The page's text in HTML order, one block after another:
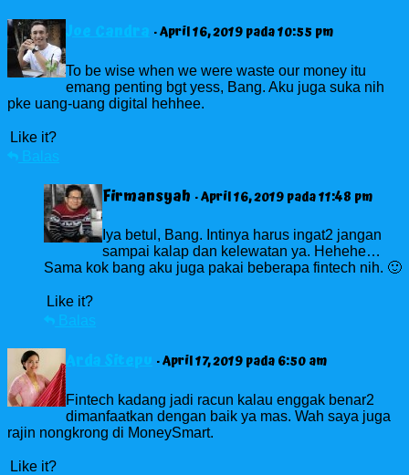
Joe Candra · April 16, 2019 pada 10:55 pm
To be wise when we were waste our money itu
emang penting bgt yess, Bang. Aku juga suka nih
pke uang-uang digital hehhee.
Like it?
Balas
Firmansyah · April 16, 2019 pada 11:48 pm
Iya betul, Bang. Intinya harus ingat2 jangan
sampai kalap dan kelewatan ya. Hehehe…
Sama kok bang aku juga pakai beberapa fintech nih. 🙂
Like it?
Balas
Arda Sitepu · April 17, 2019 pada 6:50 am
Fintech kadang jadi racun kalau enggak benar2
dimanfaatkan dengan baik ya mas. Wah saya juga
rajin nongkrong di MoneySmart.
Like it?